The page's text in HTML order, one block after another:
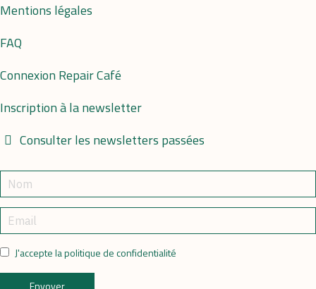
Mentions légales
FAQ
Connexion Repair Café
Inscription à la newsletter
Consulter les newsletters passées
J'accepte la politique de confidentialité